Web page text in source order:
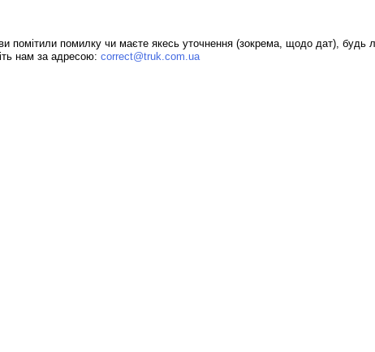
помітили помилку чи маєте якесь уточнення (зокрема, щодо дат), будь
нам за адресою: correct@truk.com.ua